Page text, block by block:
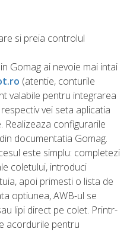
si preia controlul
Gomag ai nevoie mai intai
(atentie, conturile
valabile pentru integrarea
vei seta aplicatia
Realizeaza configurarile
documentatia Gomag.
este simplu: completezi
coletului, introduci
apoi primesti o lista de
optiunea, AWB-ul se
lipi direct pe colet. Printr-
acordurile pentru